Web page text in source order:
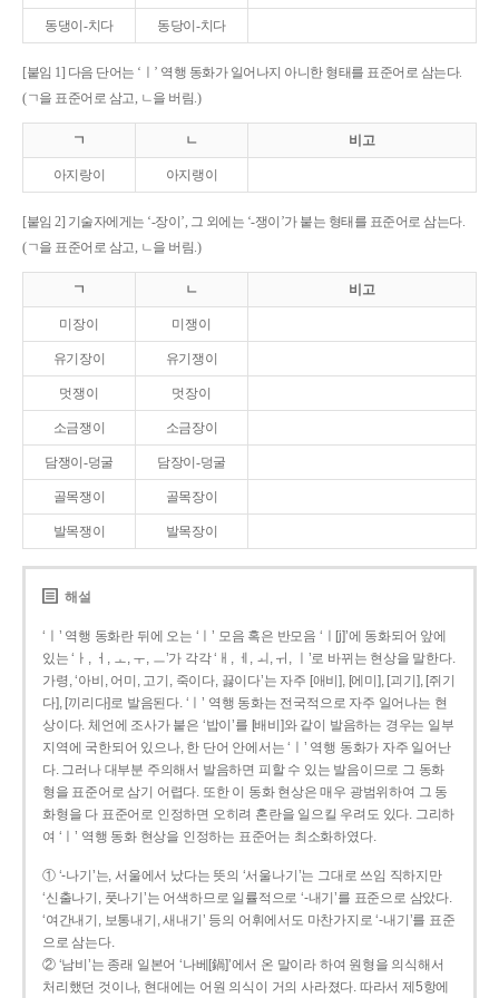
동댕이-치다 동당이-치다
[붙임 1] 다음 단어는 ‘ㅣ’ 역행 동화가 일어나지 아니한 형태를 표준어로 삼는다.
(ㄱ을 표준어로 삼고, ㄴ을 버림.)
ㄱ ㄴ 비고
아지랑이 아지랭이
[붙임 2] 기술자에게는 ‘-장이’, 그 외에는 ‘-쟁이’가 붙는 형태를 표준어로 삼는다.
(ㄱ을 표준어로 삼고, ㄴ을 버림.)
ㄱ ㄴ 비고
미장이 미쟁이
유기장이 유기쟁이
멋쟁이 멋장이
소금쟁이 소금장이
담쟁이-덩굴 담장이-덩굴
골목쟁이 골목장이
발목쟁이 발목장이
해설
‘ㅣ’ 역행 동화란 뒤에 오는 ‘ㅣ’ 모음 혹은 반모음 ‘ㅣ[j]’에 동화되어 앞에
있는 ‘ㅏ, ㅓ, ㅗ, ㅜ, ㅡ’가 각각 ‘ㅐ, ㅔ, ㅚ, ㅟ, ㅣ’로 바뀌는 현상을 말한다.
가령, ‘아비, 어미, 고기, 죽이다, 끓이다’는 자주 [애비], [에미], [괴기], [쥐기
다], [끼리다]로 발음된다. ‘ㅣ’ 역행 동화는 전국적으로 자주 일어나는 현
상이다. 체언에 조사가 붙은 ‘밥이’를 [배비]와 같이 발음하는 경우는 일부
지역에 국한되어 있으나, 한 단어 안에서는 ‘ㅣ’ 역행 동화가 자주 일어난
다. 그러나 대부분 주의해서 발음하면 피할 수 있는 발음이므로 그 동화
형을 표준어로 삼기 어렵다. 또한 이 동화 현상은 매우 광범위하여 그 동
화형을 다 표준어로 인정하면 오히려 혼란을 일으킬 우려도 있다. 그리하
여 ‘ㅣ’ 역행 동화 현상을 인정하는 표준어는 최소화하였다.
① ‘-나기’는, 서울에서 났다는 뜻의 ‘서울나기’는 그대로 쓰임 직하지만
‘신출나기, 풋나기’는 어색하므로 일률적으로 ‘-내기’를 표준으로 삼았다.
‘여간내기, 보통내기, 새내기’ 등의 어휘에서도 마찬가지로 ‘-내기’를 표준
으로 삼는다.
② ‘남비’는 종래 일본어 ‘나베[鍋]’에서 온 말이라 하여 원형을 의식해서
처리했던 것이나, 현대에는 어원 의식이 거의 사라졌다. 따라서 제5항에